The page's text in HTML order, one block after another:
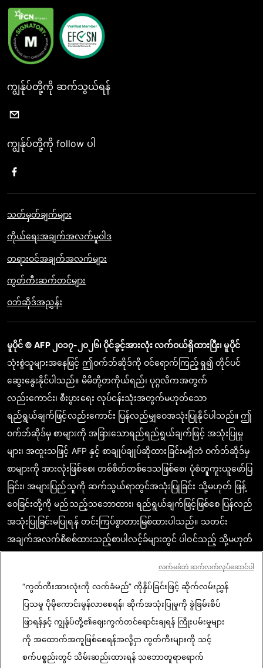
ကျွန်ုပ်တို့ကို ဆက်သွယ်ရန်
ကျွန်ုပ်တို့ကို follow ပါ
သတ်မှတ်ချက်များ
ကိုယ်ရေးအချက်အလက်မူဝါဒ
တရားဝင်အချက်အလက်များ
ကွတ်ကီးဆက်တင်များ
ဝဘ်ဆိုဒ်အညွှန်း
မူပိုင် © AFP ၂၀၁၇-၂၀၂၆၊ ပိုင်ခွင့်အားလုံး လက်ဝယ်ရှိထားပြီး၊ မူပိုင်
သုံးစွဲသူများအနေဖြင့် ဤဝက်ဘ်ဆိုဒ်ကို ဝင်ရောက်ကြည့်ရှု၍ တိုင်ပင်
ဆွေးနွေးနိုင်ပါသည်။ မိမိတို့တကိုယ်ရည်၊ ပုဂ္ဂလိကအတွက်
လည်းကောင်း၊ စီးပွားရေး လုပ်ငန်းသုံးအတွက်မဟုတ်သော
ရည်ရွယ်ချက်ဖြင့်လည်းကောင်း ပြန်လည်မျှဝေအသုံးပြုနိုင်ပါသည်။ ဤ
ဝက်ဘ်ဆိုဒ်မှ စာများကို အခြားသောရည်ရည်ရွယ်ချက်ဖြင့် အသုံးပြုမှု
များ၊ အထူးသဖြင့် AFP နှင့် စာချုပ်ချုပ်ဆိုထားခြင်းမရှိဘဲ ဝက်ဘ်ဆိုဒ်မှ
စာများကို အားလုံးဖြစ်စေ၊ တစ်စိတ်တစ်ဒေသဖြစ်စေ၊ ပုံစံတူကူးယူဖော်ပြ
ခြင်း၊ အများပြည်သူကို ဆက်သွယ်ရာတွင်အသုံးပြုခြင်း သို့မဟုတ် ဖြန့်
ဝေခြင်းတို့ကို မည်သည့်သဘောထား၊ ရည်ရွယ်ချက်ဖြင့်ဖြစ်စေ ပြန်လည်
အသုံးပြုခြင်းမပြုရန် တင်းကြပ်စွာတားမြစ်ထားပါသည်။ သတင်း
အချက်အလက်စိစစ်ထားသည့်စာပါလင့်ခ်များတွင် ပါဝင်သည့် သို့မဟုတ်
အချက်အလက်များကို အတည်ပြုရာတွင် စာဖတ်သူတို့ မှန်ကန်စွာ
နားလည်စေရန်အလို့ငှာ လိုအပ်သည့် အတိုင်းအတာပမာဏအအလျောက်
ရယူဖော်ပြထားခြင်းဖြစ်ပါသည်။ AFP အနေဖြင့် ဤသို့သောတတိယအဖွဲ့
အစည်း (third party) ၏ စာ၊ အကြောင်းအရာများနှင့်ပတ်သက်၍ မူပိုင်
ခွင့်ရှိသူ သို့မဟုတ် မူရင်းတင်သူများထံမှ မည်သည့်ပိုင်ခွင့်မှ ရယူထားခြင်း
မရှိပါ။ ဤသို့ဆောင်ရွက်သည့်အတွက် မည်သို့သော တာဝန်မှရှိမည်
“ကွတ်ကီးအားလုံးကို လက်ခံမည်” ကိုနှိပ်ခြင်းဖြင့် ဆိုက်လမ်းညွှန်
ပြသမှု ပိုမိုကောင်းမွန်လာစေရန်၊ ဆိုက်အသုံးပြုမှုကို ခွဲခြမ်းစိပ်
ဖြာရန်နှင့် ကျွန်ုပ်တို့၏ဈေးကွက်တင်ရောင်းချရန် ကြိုးပမ်းမှုများ
ကို အထောက်အကူဖြစ်စေရန်အလို့ငှာ ကွတ်ကီးများကို သင့်
စက်ပစ္စည်းတွင် သိမ်းဆည်းထားရန် သဘောတူရာရောက်
လက်မခံဘဲ ဆက်လက်လုပ်ဆောင်ပါ